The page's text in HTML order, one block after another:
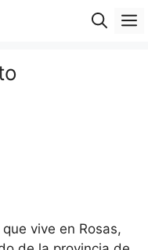
vive en Rosas,